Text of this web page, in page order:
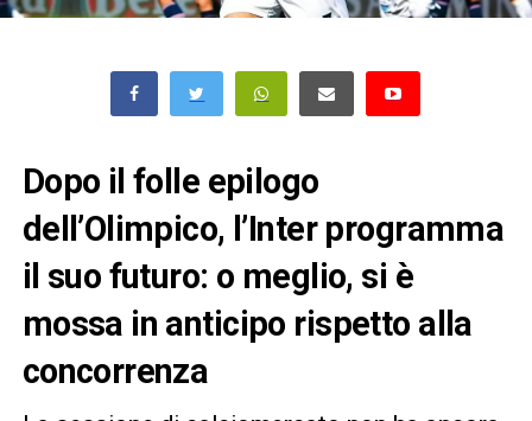
Dopo il folle epilogo
dell’Olimpico, l’Inter programma
il suo futuro: o meglio, si è
mossa in anticipo rispetto alla
concorrenza